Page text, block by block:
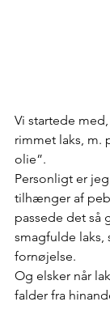
Vi startede
rimmet laks, m.
olie”.
Personligt er
tilhænger af
passede det så
smagfulde laks,
fornøjelse.
Og elsker når
falder fra